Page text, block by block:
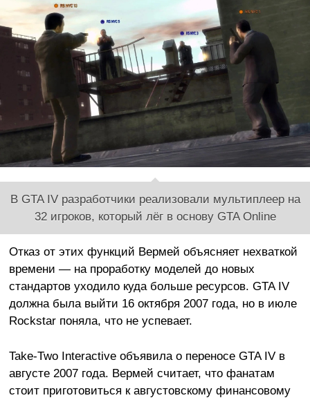
В GTA IV разработчики реализовали мультиплеер на
32 игроков, который лёг в основу GTA Online
Отказ от этих функций Вермей объясняет нехваткой
времени — на проработку моделей до новых
стандартов уходило куда больше ресурсов. GTA IV
должна была выйти 16 октября 2007 года, но в июле
Rockstar поняла, что не успевает.
Take-Two Interactive объявила о переносе GTA IV в
августе 2007 года. Вермей считает, что фанатам
стоит приготовиться к августовскому финансовому